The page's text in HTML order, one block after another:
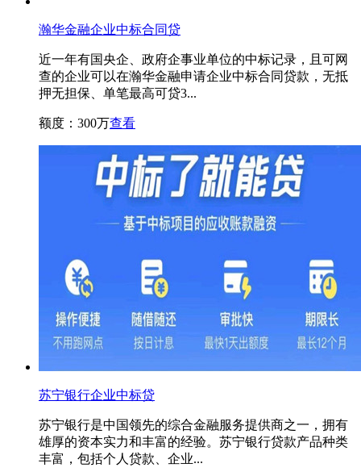
瀚华金融企业中标合同贷
近一年有国央企、政府企事业单位的中标记录，且可网
查的企业可以在瀚华金融申请企业中标合同贷款，无抵
押无担保、单笔最高可贷3...
额度：300万查看
苏宁银行企业中标贷
苏宁银行是中国领先的综合金融服务提供商之一，拥有
雄厚的资本实力和丰富的经验。苏宁银行贷款产品种类
丰富，包括个人贷款、企业...